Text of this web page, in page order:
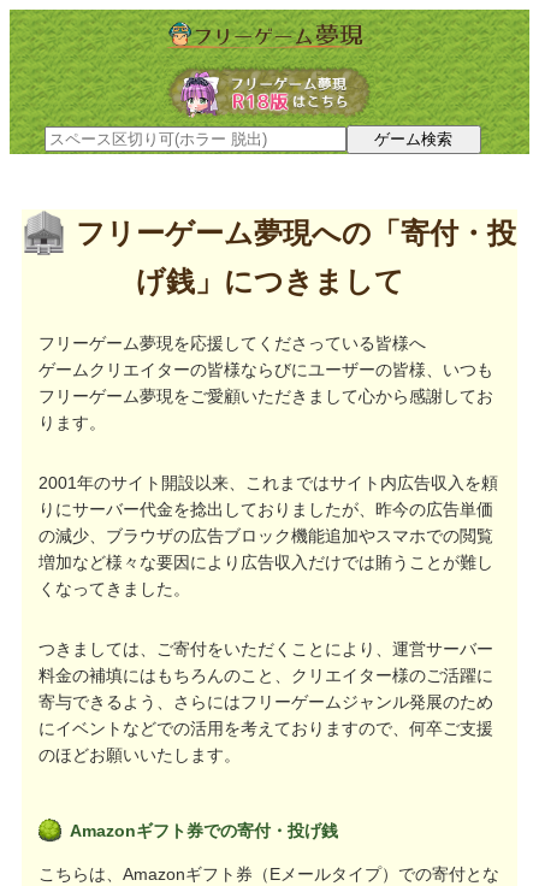
フリーゲーム夢現への「寄付・投
げ銭」につきまして
フリーゲーム夢現を応援してくださっている皆様へ
ゲームクリエイターの皆様ならびにユーザーの皆様、いつも
フリーゲーム夢現をご愛顧いただきまして心から感謝してお
ります。
2001年のサイト開設以来、これまではサイト内広告収入を頼
りにサーバー代金を捻出しておりましたが、昨今の広告単価
の減少、ブラウザの広告ブロック機能追加やスマホでの閲覧
増加など様々な要因により広告収入だけでは賄うことが難し
くなってきました。
つきましては、ご寄付をいただくことにより、運営サーバー
料金の補填にはもちろんのこと、クリエイター様のご活躍に
寄与できるよう、さらにはフリーゲームジャンル発展のため
にイベントなどでの活用を考えておりますので、何卒ご支援
のほどお願いいたします。
Amazonギフト券での寄付・投げ銭
こちらは、Amazonギフト券（Eメールタイプ）での寄付とな